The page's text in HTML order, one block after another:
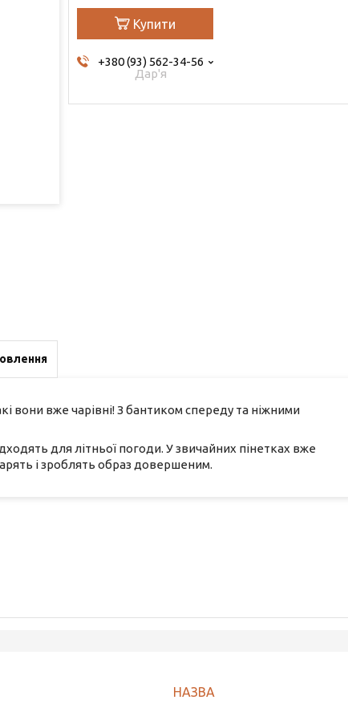
Купити
+380 (93) 562-34-56
Дар'я
вони вже чарівні! З бантиком спереду та ніжними
для літньої погоди. У звичайних пінетках вже
і зроблять образ довершеним.